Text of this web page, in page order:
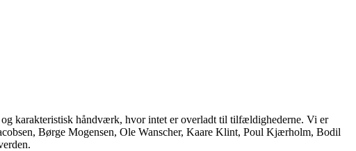
karakteristisk håndværk, hvor intet er overladt til tilfældighederne. Vi er
Børge Mogensen, Ole Wanscher, Kaare Klint, Poul Kjærholm, Bodil